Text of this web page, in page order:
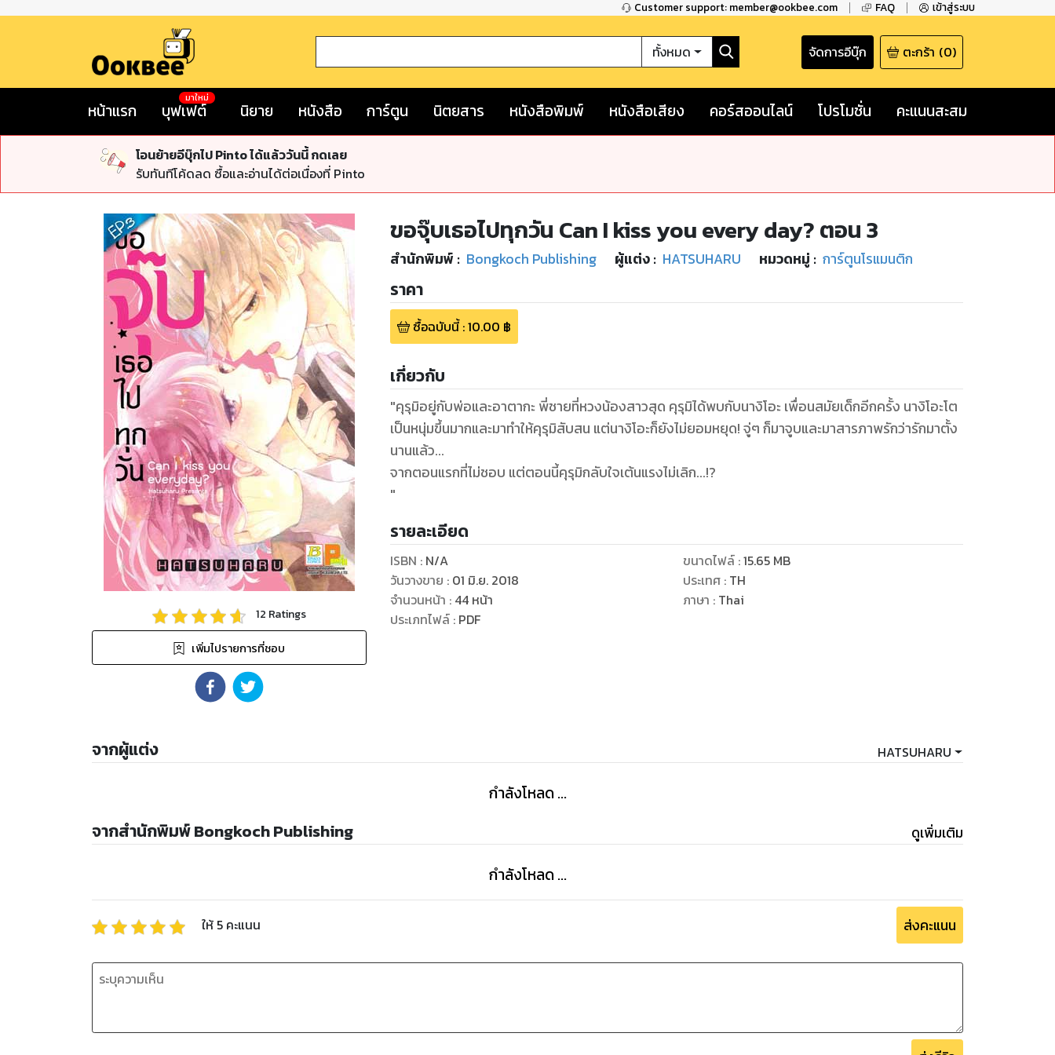
Customer support: member@ookbee.com FAQ เข้าสู่ระบบ
ทั้งหมด จัดการอีบุ๊ก ตะกร้า (0)
หน้าแรก บุฟเฟต์
มาใหม่
นิยาย หนังสือ การ์ตูน นิตยสาร หนังสือพิมพ์ หนังสือเสียง คอร์สออนไลน์ โปรโมชั่น คะแนนสะสม
โอนย้ายอีบุ๊กไป Pinto ได้แล้ววันนี้ กดเลย
รับทันทีโค้ดลด ซื้อและอ่านได้ต่อเนื่องที่ Pinto
12 Ratings
เพิ่มไปรายการที่ชอบ
ขอจุ๊บเธอไปทุกวัน Can I kiss you every day? ตอน 3
สำนักพิมพ์ : Bongkoch Publishing ผู้แต่ง : HATSUHARU หมวดหมู่ : การ์ตูนโรแมนติก
ราคา
ซื้อฉบับนี้:10.00 ฿
เกี่ยวกับ
"คุรุมิอยู่กับพ่อและอาตากะ พี่ชายที่หวงน้องสาวสุด คุรุมิได้พบกับนางิโอะ เพื่อนสมัยเด็กอีกครั้ง นางิโอะโต
เป็นหนุ่มขึ้นมากและมาทำให้คุรุมิสับสน แต่นางิโอะก็ยังไม่ยอมหยุด! จู่ๆ ก็มาจูบและมาสารภาพรักว่ารักมาตั้ง
นานแล้ว...
จากตอนแรกที่ไม่ชอบ แต่ตอนนี้คุรุมิกลับใจเต้นแรงไม่เลิก...!?
"
รายละเอียด
ISBN : N/A
วันวางขาย : 01 มิ.ย. 2018
จำนวนหน้า : 44 หน้า
ประเภทไฟล์: PDF
ขนาดไฟล์:15.65 MB
ประเทศ : TH
ภาษา : Thai
จากผู้แต่ง HATSUHARU
กำลังโหลด ...
จากสำนักพิมพ์ Bongkoch Publishing ดูเพิ่มเติม
กำลังโหลด ...
ให้ 5 คะแนน ส่งคะแนน